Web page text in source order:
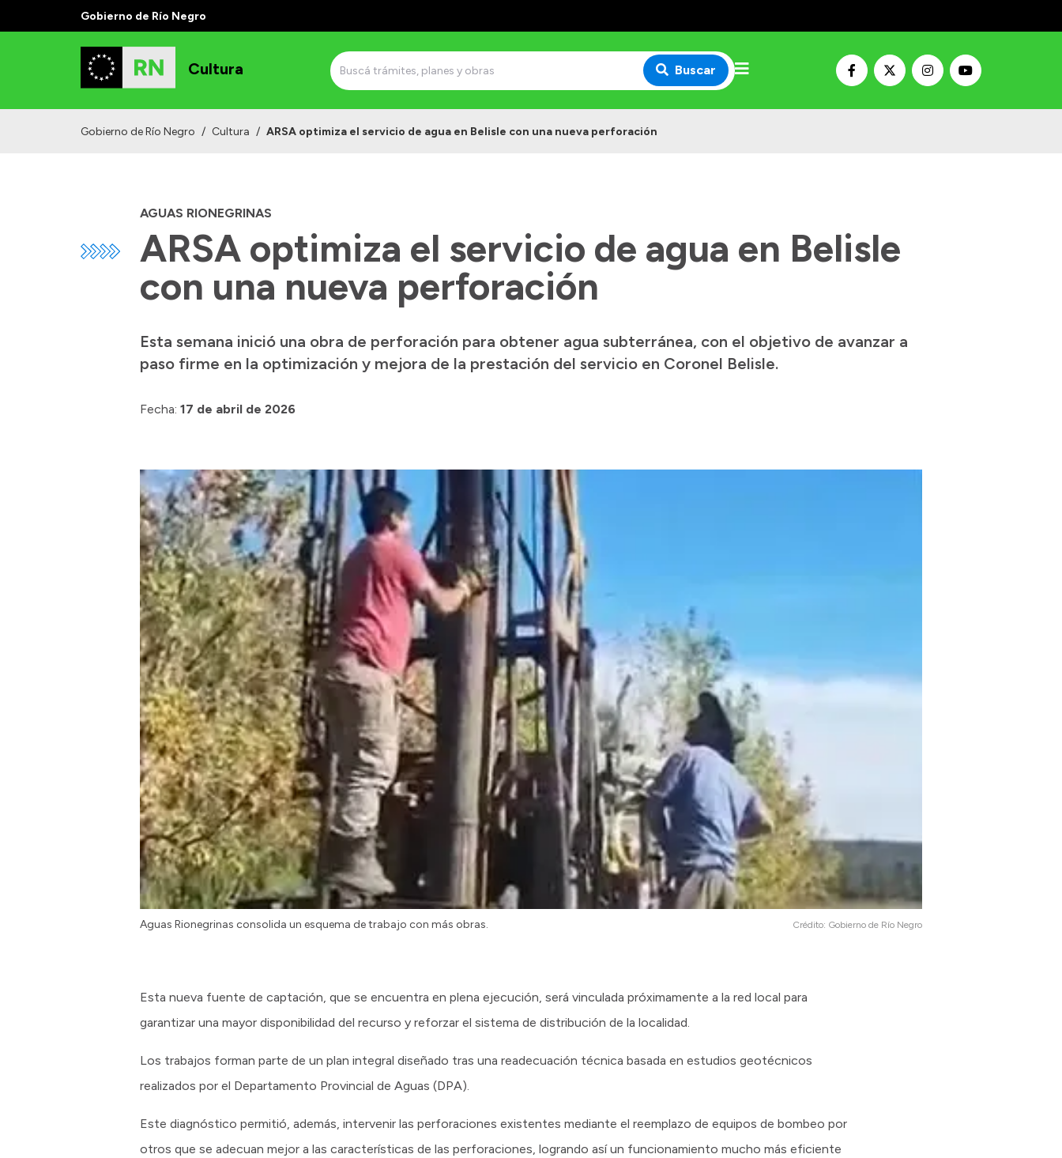
Gobierno de Río Negro
Cultura Buscar
Gobierno de Río Negro / Cultura / ARSA optimiza el servicio de agua en Belisle con una nueva perforación
AGUAS RIONEGRINAS
ARSA optimiza el servicio de agua en Belisle
con una nueva perforación
Esta semana inició una obra de perforación para obtener agua subterránea, con el objetivo de avanzar a
paso firme en la optimización y mejora de la prestación del servicio en Coronel Belisle.
Fecha: 17 de abril de 2026
Aguas Rionegrinas consolida un esquema de trabajo con más obras. Crédito: Gobierno de Río Negro
Esta nueva fuente de captación, que se encuentra en plena ejecución, será vinculada próximamente a la red local para
garantizar una mayor disponibilidad del recurso y reforzar el sistema de distribución de la localidad.
Los trabajos forman parte de un plan integral diseñado tras una readecuación técnica basada en estudios geotécnicos
realizados por el Departamento Provincial de Aguas (DPA).
Este diagnóstico permitió, además, intervenir las perforaciones existentes mediante el reemplazo de equipos de bombeo por
otros que se adecuan mejor a las características de las perforaciones, logrando así un funcionamiento mucho más eficiente